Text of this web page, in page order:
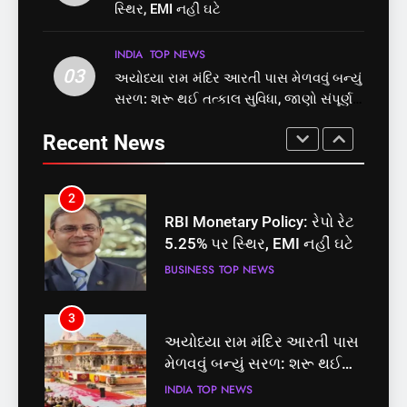
બેઠક પરથી પવન પાંડેને 2027
2
RBI Monetary Policy: રેપો રેટ
5.25% પર સ્થિર, EMI નહીં ઘટે
3
અયોધ્યા રામ મંદિર આરતી પાસ
મેળવવું બન્યું સરળ: શરૂ થઈ
તત્કાલ સુવિધા, જાણો સંપૂર્ણ
INDIA TOP NEWS
4
‘ગજિની’ અને ‘લગાન’ ફેમ
અભિનેતા પ્રદીપ રાવતનું 74
વર્ષની વયે નિધન, બ્લડ કેન્સર
ENTERTAINMENT
સ્થિર, EMI નહીં ઘટે
03
INDIA TOP NEWS
અયોધ્યા રામ મંદિર આરતી પાસ મેળવવું બન્યું
સરળ: શરૂ થઈ તત્કાલ સુવિધા, જાણો સંપૂર્ણ
Recent News
છે? FSSAIએ ડાબરના દાવાઓની
1
સમાજવાદી પાર્ટીએ અયોધ્યા
બેઠક પરથી પવન પાંડેને 2027
માટે બનાવાયા ઉમેદવાર
2
RBI Monetary Policy: રેપો રેટ
5.25% પર સ્થિર, EMI નહીં ઘટે
BUSINESS TOP NEWS
3
અયોધ્યા રામ મંદિર આરતી પાસ
મેળવવું બન્યું સરળ: શરૂ થઈ
તત્કાલ સુવિધા, જાણો સંપૂર્ણ
INDIA TOP NEWS